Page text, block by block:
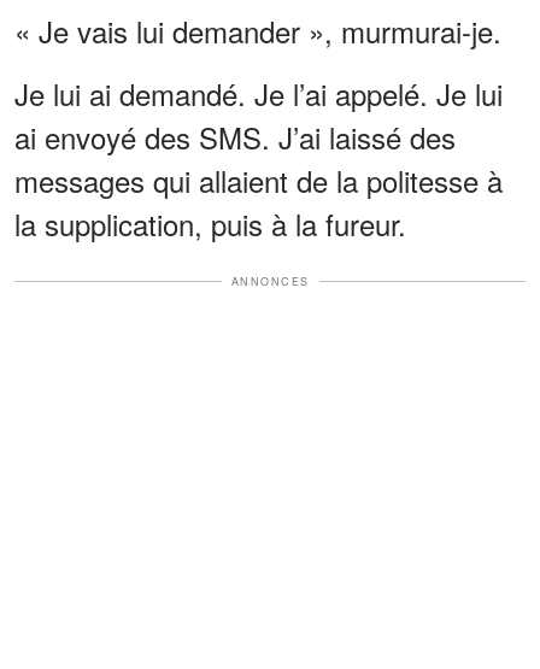
« Je vais lui demander », murmurai-je.
Je lui ai demandé. Je l’ai appelé. Je lui
ai envoyé des SMS. J’ai laissé des
messages qui allaient de la politesse à
la supplication, puis à la fureur.
ANNONCES